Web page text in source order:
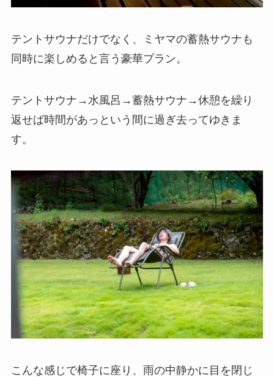
テントサウナだけでなく、ミヤマの蓄熱サウナも
同時に楽しめると言う豪華プラン。
テントサウナ→水風呂→蓄熱サウナ→休憩を繰り
返せば時間があっという間に過ぎ去ってゆきま
す。
こんな感じで椅子に座り、雨の中静かに目を閉じ